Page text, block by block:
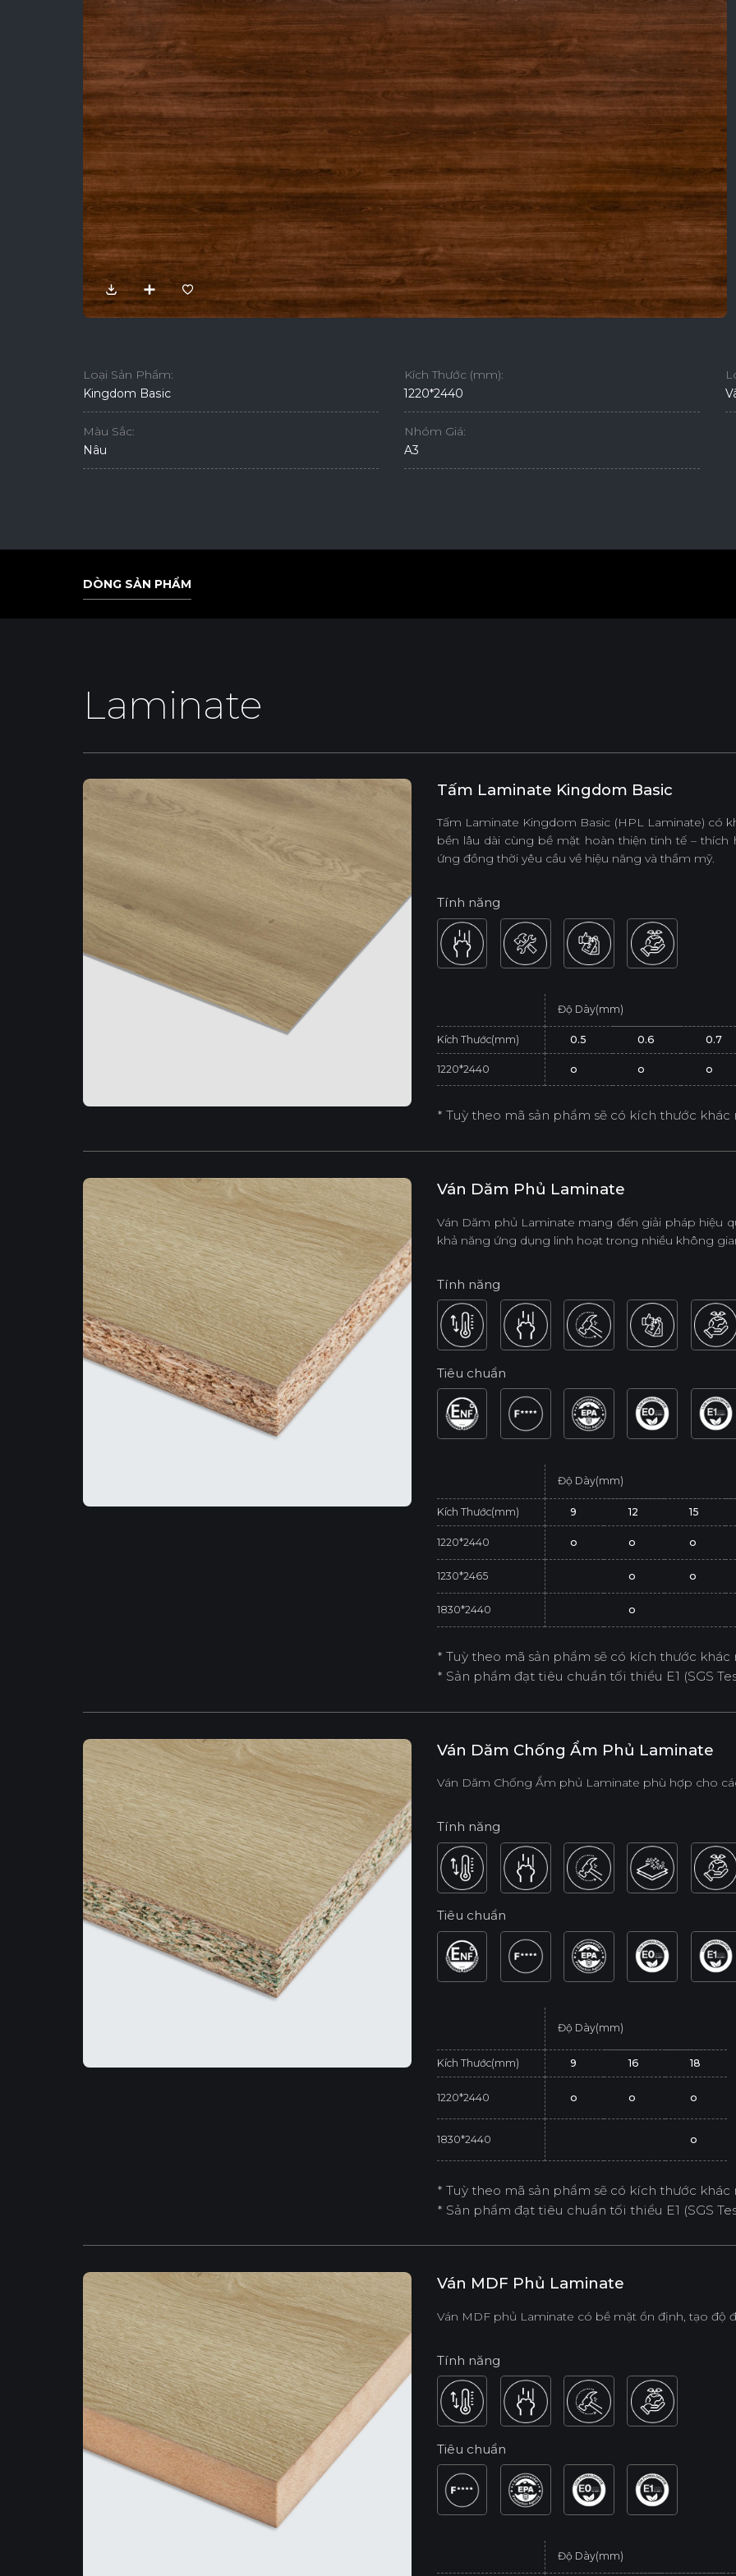
Loại Sản Phẩm:
Kingdom Basic
Kích Thước (mm):
1220*2440
Màu Sắc:
Nâu
Nhóm Giá:
A3
DÒNG SẢN PHẨM
Laminate
Tấm Laminate Kingdom Basic
Tấm Laminate Kingdom Basic (HPL Laminate) có
bền lâu dài cùng bề mặt hoàn thiện tinh tế –
ứng đồng thời yêu cầu về hiệu năng và thẩm mỹ.
Tính năng
Độ Dày(mm)
Kích Thước(mm) 0.5 0.6 0.7
1220*2440 o o o
* Tuỳ theo mã sản phẩm sẽ có kích thước khác
Ván Dăm Phủ Laminate
Ván Dăm phủ Laminate mang đến giải pháp hiệu
khả năng ứng dụng linh hoạt trong nhiều không
Tính năng
Tiêu chuẩn
Độ Dày(mm)
Kích Thước(mm) 9 12 15
1220*2440 o o o
1230*2465 o o
1830*2440 o
* Tuỳ theo mã sản phẩm sẽ có kích thước khác
* Sản phẩm đạt tiêu chuẩn tối thiểu E1 (SGS
Ván Dăm Chống Ẩm Phủ Laminate
Ván Dăm Chống Ẩm phủ Laminate phù hợp cho
Tính năng
Tiêu chuẩn
Độ Dày(mm)
Kích Thước(mm) 9 16 18
1220*2440 o o o
1830*2440 o
* Tuỳ theo mã sản phẩm sẽ có kích thước khác
* Sản phẩm đạt tiêu chuẩn tối thiểu E1 (SGS
Ván MDF Phủ Laminate
Ván MDF phủ Laminate có bề mặt ổn định, tạo độ
Tính năng
Tiêu chuẩn
Độ Dày(mm)
Sản Phẩm Nội Dung Khác